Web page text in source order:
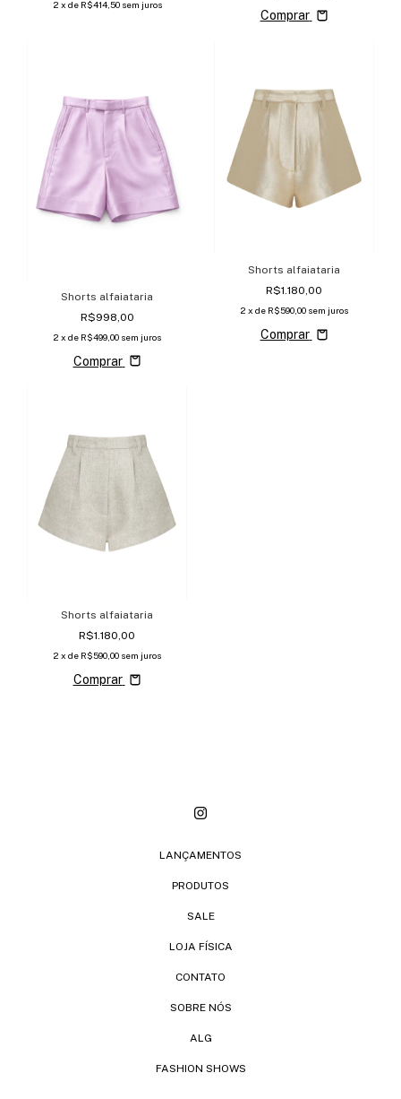
2 x de R$414,50 sem juros
Comprar
Shorts alfaiataria
R$998,00
2 x de R$499,00 sem juros
Comprar
Shorts alfaiataria
R$1.180,00
2 x de R$590,00 sem juros
Comprar
Shorts alfaiataria
R$1.180,00
2 x de R$590,00 sem juros
Comprar
LANÇAMENTOS
PRODUTOS
SALE
LOJA FÍSICA
CONTATO
SOBRE NÓS
ALG
FASHION SHOWS